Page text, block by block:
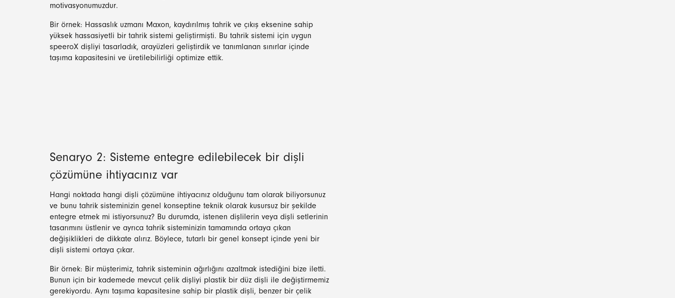
motivasyonumuzdur.
Bir örnek: Hassaslık uzmanı Maxon, kaydırılmış tahrik ve çıkış eksenine sahip
yüksek hassasiyetli bir tahrik sistemi geliştirmişti. Bu tahrik sistemi için uygun
speeroX dişliyi tasarladık, arayüzleri geliştirdik ve tanımlanan sınırlar içinde
taşıma kapasitesini ve üretilebilirliği optimize ettik.
Senaryo 2: Sisteme entegre edilebilecek bir dişli
çözümüne ihtiyacınız var
Hangi noktada hangi dişli çözümüne ihtiyacınız olduğunu tam olarak biliyorsunuz
ve bunu tahrik sisteminizin genel konseptine teknik olarak kusursuz bir şekilde
entegre etmek mi istiyorsunuz? Bu durumda, istenen dişlilerin veya dişli setlerinin
tasarımını üstlenir ve ayrıca tahrik sisteminizin tamamında ortaya çıkan
değişiklikleri de dikkate alırız. Böylece, tutarlı bir genel konsept içinde yeni bir
dişli sistemi ortaya çıkar.
Bir örnek: Bir müşterimiz, tahrik sisteminin ağırlığını azaltmak istediğini bize iletti.
Bunun için bir kademede mevcut çelik dişliyi plastik bir düz dişli ile değiştirmemiz
gerekiyordu. Aynı taşıma kapasitesine sahip bir plastik dişli, benzer bir çelik